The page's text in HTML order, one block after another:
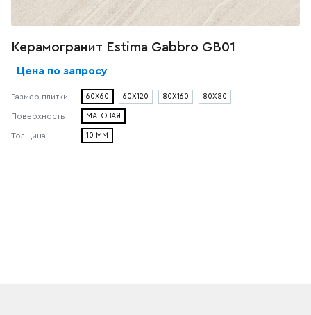
Керамогранит Estima Gabbro GB01
Цена по запросу
Размер плитки 60X60 60X120 80X160 80X80
Поверхность МАТОВАЯ
Толщина 10 ММ